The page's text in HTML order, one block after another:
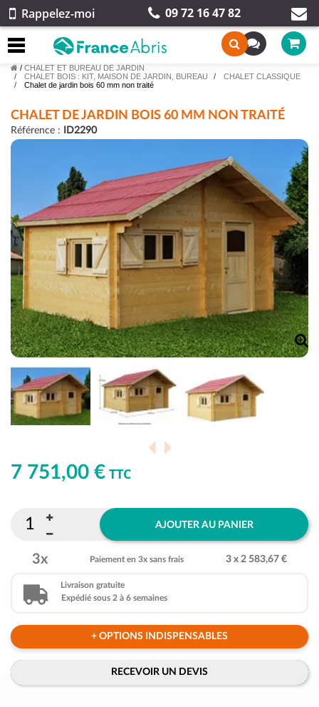
Rappelez-moi 09 72 16 47 82
/ CHALET ET BUREAU DE JARDIN
CHALET BOIS : KIT, MAISON DE JARDIN, BUREAU
CHALET CLASSIQUE
Chalet de jardin bois 60 mm non traité
CHALET DE JARDIN BOIS 60 MM NON TRAITÉ
Référence : ID2290
7 751,00 € TTC
AJOUTER AU PANIER
3x Paiement en 3x sans frais 3 x 2 583,67 €
Livraison gratuite
Expédié sous 2 à 6 semaines
+ OPTIONS INDISPENSABLES
RECEVOIR UN DEVIS